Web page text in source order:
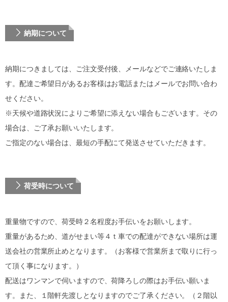
納期について
納期につきましては、ご注文受付後、メールなどでご連絡いたしま
す。配達ご希望日があるお客様はお電話またはメールでお問い合わ
せください。
※天候や道路状況によりご希望に添えない場合もございます。その
場合は、ご了承お願いいたします。
ご指定のない場合は、最短の手配にて発送させていただきます。
荷受時について
重量物ですので、荷受時２名程度お手伝いをお願いします。
重量があるため、道がせまい等４ｔ車での配達ができない場所は運
送会社の営業所止めとなります。（お客様で営業所まで取りに行っ
て頂く事になります。）
配送はワンマンで伺いますので、荷降ろしの際はお手伝い願いま
す。また、１階軒先渡しとなりますのでご了承ください。（２階以